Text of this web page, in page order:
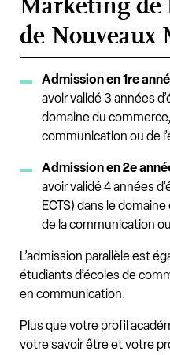
de Nouveaux
Admission en 1re
avoir validé 3 années
domaine du
communication ou de
Admission en 2e
avoir validé 4 années
ECTS) dans le
de la communication
L’admission parallèle est
étudiants d’écoles de
en communication.
Plus que votre profil
votre savoir être et votre